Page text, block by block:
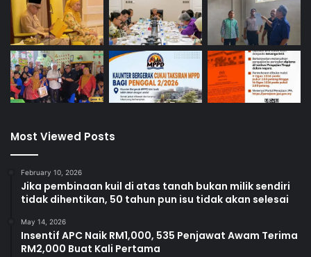
n
d
d
i
k
a
e
g
Most Viewed Posts
February 10, 2026
Jika pembinaan kuil di atas tanah bukan milik sendiri
tidak dihentikan, 50 tahun pun isu tidak akan selesai
May 14, 2026
Insentif APC Naik RM1,000, 535 Penjawat Awam Terima
RM2,000 Buat Kali Pertama